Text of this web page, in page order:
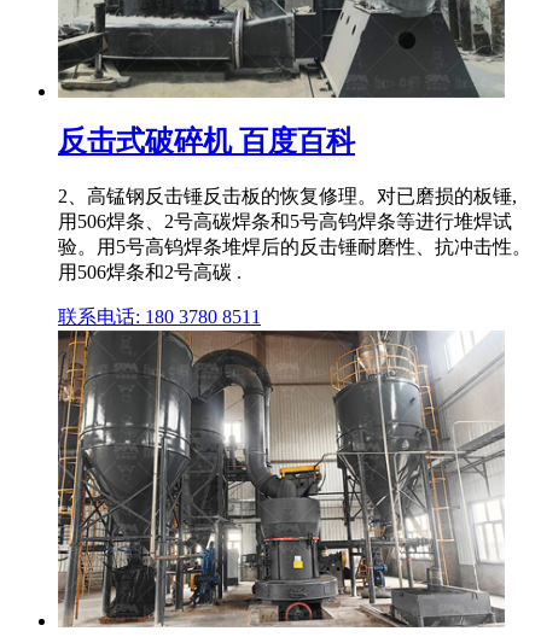
反击式破碎机 百度百科
2、高锰钢反击锤反击板的恢复修理。对已磨损的板锤,
用506焊条、2号高碳焊条和5号高钨焊条等进行堆焊试
验。用5号高钨焊条堆焊后的反击锤耐磨性、抗冲击性。
用506焊条和2号高碳 .
联系电话: 180 3780 8511